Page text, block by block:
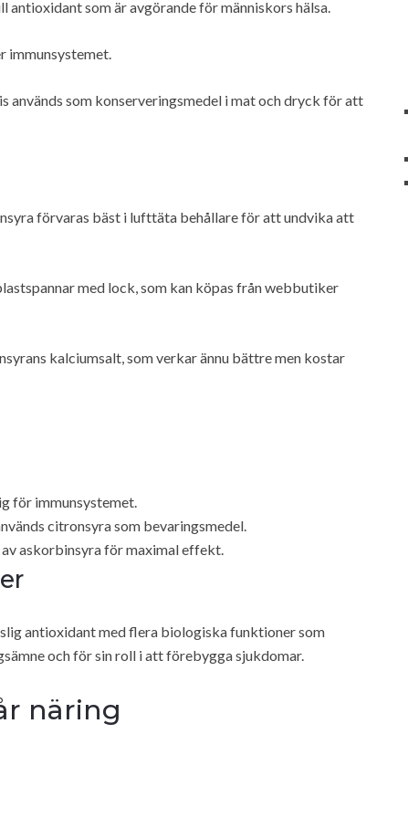
som är avgörande för människors hälsa.
immunsystemet.
används som konserveringsmedel i mat och dryck för att
förvaras bäst i lufttäta behållare för att undvika att
med lock, som kan köpas från webbutiker
kalciumsalt, som verkar ännu bättre men kostar
för immunsystemet.
citronsyra som bevaringsmedel.
askorbinsyra för maximal effekt.
antioxidant med flera biologiska funktioner som
och för sin roll i att förebygga sjukdomar.
näring